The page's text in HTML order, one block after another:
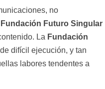
no
Fundación Futuro Singular
La Fundación
difícil ejecución, y tan
labores tendentes a